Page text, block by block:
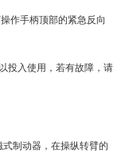
作手柄顶部的紧急反向
投入使用，若有故障，请
制动器，在操纵转臂的